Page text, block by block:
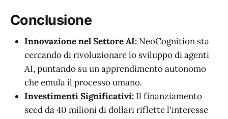
Conclusione
Innovazione nel Settore AI: NeoCognition sta
cercando di rivoluzionare lo sviluppo di agenti
AI, puntando su un apprendimento autonomo
che emula il processo umano.
Investimenti Significativi: Il finanziamento
seed da 40 milioni di dollari riflette l'interesse